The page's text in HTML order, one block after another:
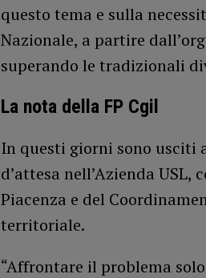
questo tema e sulla
Nazionale, a partire
superando le tradizionali
La nota della FP Cgil
In questi giorni sono usciti
d’attesa nell’Azienda
Piacenza e del
territoriale.
“Affrontare il problema